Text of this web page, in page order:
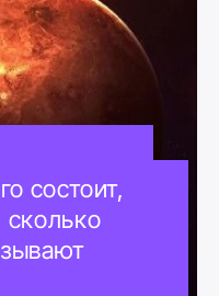
состоит,
сколько